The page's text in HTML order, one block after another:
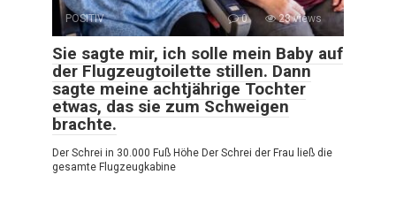
POSITIV 0 28 views
Sie sagte mir, ich solle mein Baby auf
der Flugzeugtoilette stillen. Dann
sagte meine achtjährige Tochter
etwas, das sie zum Schweigen
brachte.
Der Schrei in 30.000 Fuß Höhe Der Schrei der Frau ließ die
gesamte Flugzeugkabine